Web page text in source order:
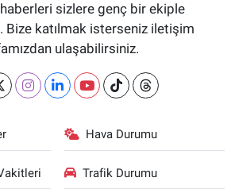
sizlere genç bir ekiple
Bize katılmak isterseniz iletişim
ulaşabilirsiniz.
Hava Durumu
Trafik Durumu